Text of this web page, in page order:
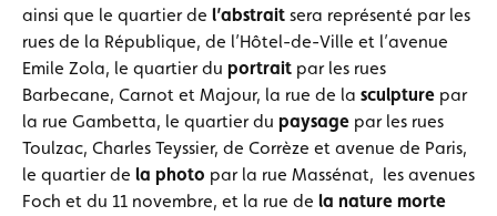
ainsi que le quartier de l’abstrait sera représenté par les
rues de la République, de l’Hôtel-de-Ville et l’avenue
Emile Zola, le quartier du portrait par les rues
Barbecane, Carnot et Majour, la rue de la sculpture par
la rue Gambetta, le quartier du paysage par les rues
Toulzac, Charles Teyssier, de Corrèze et avenue de Paris,
le quartier de la photo par la rue Massénat, les avenues
Foch et du 11 novembre, et la rue de la nature morte